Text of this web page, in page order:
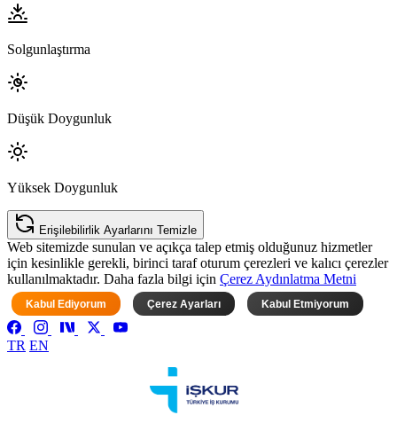
Solgunlaştırma
Düşük Doygunluk
Yüksek Doygunluk
Erişilebilirlik Ayarlarını Temizle
Web sitemizde sunulan ve açıkça talep etmiş olduğunuz hizmetler
için kesinlikle gerekli, birinci taraf oturum çerezleri ve kalıcı çerezler
kullanılmaktadır. Daha fazla bilgi için Çerez Aydınlatma Metni
Kabul Ediyorum Çerez Ayarları Kabul Etmiyorum
TR EN